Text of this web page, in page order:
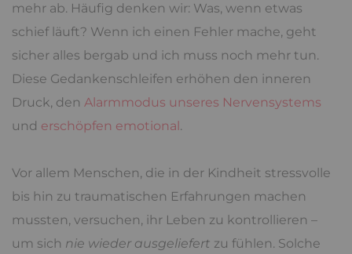
mehr ab. Häufig denken wir: Was, wenn etwas
schief läuft? Wenn ich einen Fehler mache, geht
sicher alles bergab und ich muss noch mehr tun.
Diese Gedankenschleifen erhöhen den inneren
Druck, den Alarmmodus unseres Nervensystems
und erschöpfen emotional .
Vor allem Menschen, die in der Kindheit stressvolle
bis hin zu traumatischen Erfahrungen machen
mussten, versuchen, ihr Leben zu kontrollieren –
um sich nie wieder ausgeliefert zu fühlen. Solche